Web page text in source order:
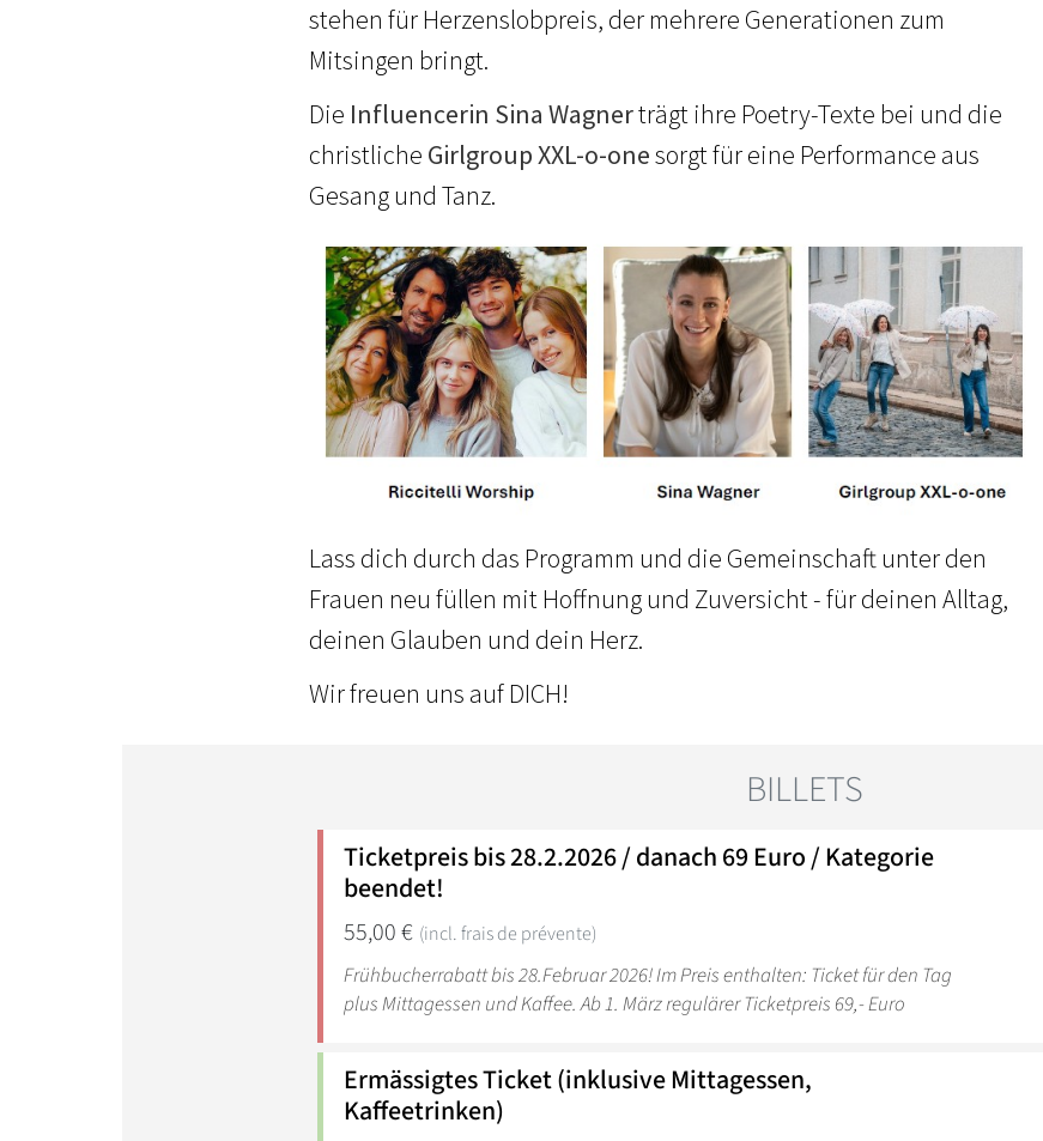
stehen für Herzenslobpreis, der mehrere Generationen zum
Mitsingen bringt.
Die Influencerin Sina Wagnerträgt ihre Poetry-Texte bei und die
christliche Girlgroup XXL-o-onesorgt für eine Performance aus
Gesang und Tanz.
Lass dich durch das Programm und die Gemeinschaft unter den
Frauen neu füllen mit Hoffnung und Zuversicht - für deinen Alltag,
deinen Glauben und dein Herz.
Wir freuen uns auf DICH!